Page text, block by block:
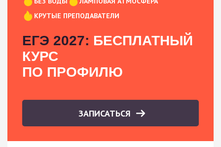
КРУТЫЕ ПРЕПОДАВАТЕЛИ
ЕГЭ 2027: БЕСПЛАТНЫЙ
КУРС
ПО ПРОФИЛЮ
ЗАПИСАТЬСЯ